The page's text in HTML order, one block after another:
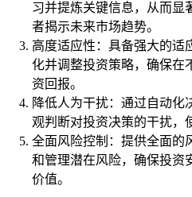
习并提炼关键信息，从而显
者揭示未来市场趋势。
高度适应性：具备强大的适
化并调整投资策略，确保在
资回报。
降低人为干扰：通过自动化
观判断对投资决策的干扰，
全面风险控制：提供全面的
和管理潜在风险，确保投资
价值。